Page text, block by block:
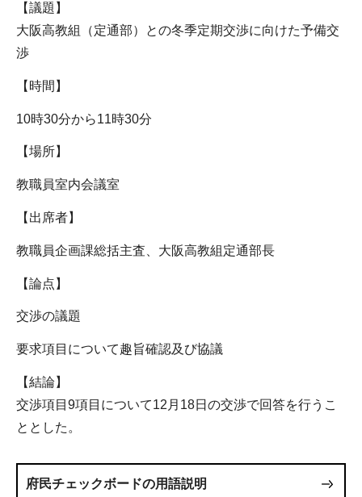
【議題】
大阪高教組（定通部）との冬季定期交渉に向けた予備交
渉
【時間】
10時30分から11時30分
【場所】
教職員室内会議室
【出席者】
教職員企画課総括主査、大阪高教組定通部長
【論点】
交渉の議題
要求項目について趣旨確認及び協議
【結論】
交渉項目9項目について12月18日の交渉で回答を行うこ
ととした。
府民チェックボードの用語説明